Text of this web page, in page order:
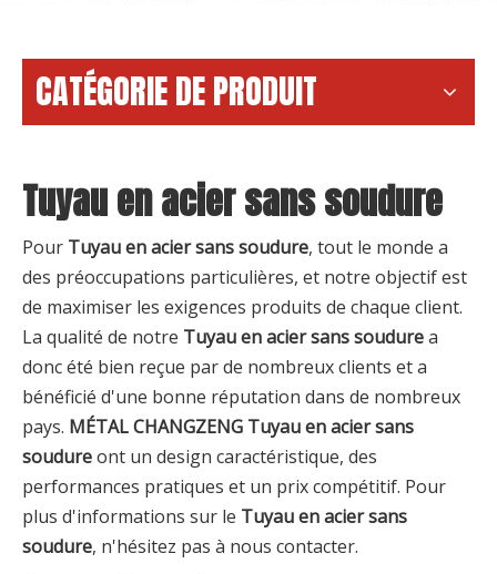
CATÉGORIE DE PRODUIT
Tuyau en acier sans soudure
Pour Tuyau en acier sans soudure, tout le monde a
des préoccupations particulières, et notre objectif est
de maximiser les exigences produits de chaque client.
La qualité de notre Tuyau en acier sans soudurea
donc été bien reçue par de nombreux clients et a
bénéficié d'une bonne réputation dans de nombreux
pays. MÉTAL CHANGZENG Tuyau en acier sans
soudureont un design caractéristique, des
performances pratiques et un prix compétitif. Pour
plus d'informations sur le Tuyau en acier sans
soudure, n'hésitez pas à nous contacter.